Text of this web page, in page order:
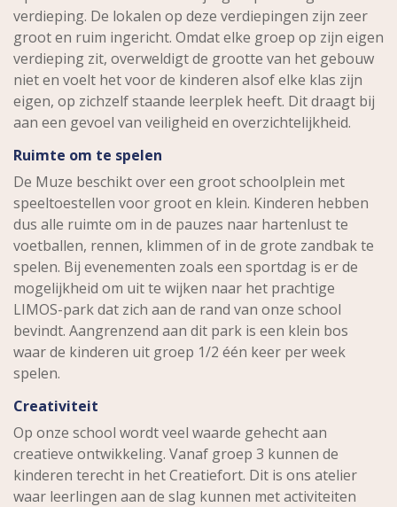
verdieping. De lokalen op deze verdiepingen zijn zeer
groot en ruim ingericht. Omdat elke groep op zijn eigen
verdieping zit, overweldigt de grootte van het gebouw
niet en voelt het voor de kinderen alsof elke klas zijn
eigen, op zichzelf staande leerplek heeft. Dit draagt bij
aan een gevoel van veiligheid en overzichtelijkheid.
Ruimte om te spelen
De Muze beschikt over een groot schoolplein met
speeltoestellen voor groot en klein. Kinderen hebben
dus alle ruimte om in de pauzes naar hartenlust te
voetballen, rennen, klimmen of in de grote zandbak te
spelen. Bij evenementen zoals een sportdag is er de
mogelijkheid om uit te wijken naar het prachtige
LIMOS-park dat zich aan de rand van onze school
bevindt. Aangrenzend aan dit park is een klein bos
waar de kinderen uit groep 1/2 één keer per week
spelen.
Creativiteit
Op onze school wordt veel waarde gehecht aan
creatieve ontwikkeling. Vanaf groep 3 kunnen de
kinderen terecht in het Creatiefort. Dit is ons atelier
waar leerlingen aan de slag kunnen met activiteiten